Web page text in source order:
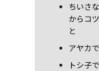
ちいさ
からコ
と
アヤカ
トシ子